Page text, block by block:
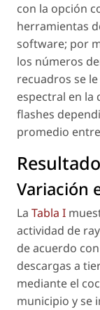
con la opción
herramientas
software; por
los números
recuadros se
espectral en la
flashes
promedio
Variación
La Tabla I
actividad de
de acuerdo
descargas a
mediante el
municipio y se